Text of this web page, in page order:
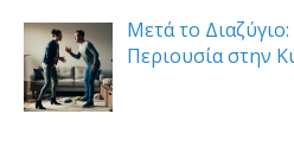
Μετά το
Περιουσία στην